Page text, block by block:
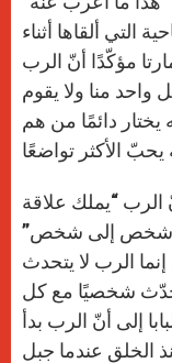
p e
r
k
التي ألقاها أثناء
مؤكّدًا أنّ الرب
منا ولا يقوم
يختار دائمًا من هم
الرب “يملك علاقة
شخص إلى شخص”
الرب لا يتحدث
شخصيًا مع كل
إلى أنّ الرب بدأ
الخلق عندما جبل